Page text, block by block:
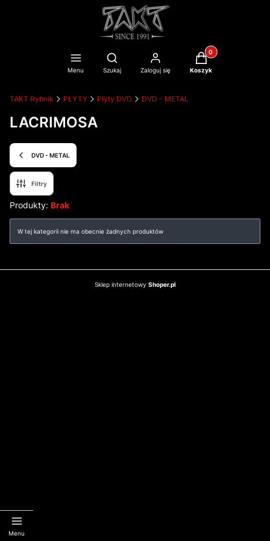
Menu
Otwórz wyszukiwarkę
Szukaj Zaloguj się
Produkty w
Koszyk
TAKT Rybnik PŁYTY Płyty DVD DVD - METAL
LACRIMOSA
DVD - METAL
Filtry
Produkty: Brak
Lista produktów
W tej kategorii nie ma obecnie żadnych produktów
Sklep internetowy Shoper.pl
Menu